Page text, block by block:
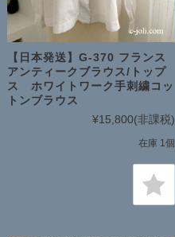
【日本発送】G-370 フランス
アンティークブラウス/トップ
ス ホワイトワーク手刺繍コッ
トンブラウス
¥15,800(非課税)
在庫 1個